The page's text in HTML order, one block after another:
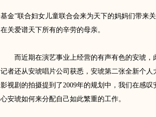
基金”联合妇女儿童联合会来为天下的妈妈们带来
在关爱谱天下所有的辛劳的母亲。
而近期在演艺事业上经营的有声有色的安琥，
记者还从安琥唱片公司获悉，安琥第二张全新个
影视剧的拍摄提到了2009年的规划中，我们在感
心安琥如何来分配自己如此繁重的工作。